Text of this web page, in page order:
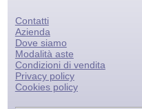
Contatti
Azienda
Dove siamo
Modalità aste
Condizioni di vendita
Privacy policy
Cookies policy